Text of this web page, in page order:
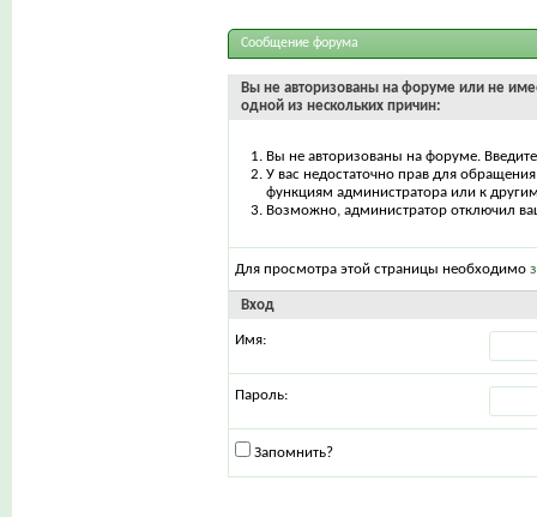
Сообщение форума
Вы не авторизованы на форуме или не
одной из нескольких причин:
Вы не авторизованы на форуме.
У вас недостаточно прав для
функциям администратора или к
Возможно, администратор отключил
Для просмотра этой страницы необходимо
Вход
Имя:
Пароль:
Запомнить?